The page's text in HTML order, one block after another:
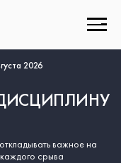
важное на
срыва
2026